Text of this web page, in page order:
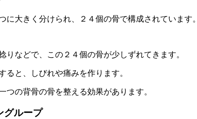
大きく分けられ、２４個の骨で構成されています。
などで、この２４個の骨が少しずれてきます。
と、しびれや痛みを作ります。
の背骨の骨を整える効果があります。
グループ